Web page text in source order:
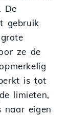
De
gebruik
ze de
is tot
limieten,
naar eigen